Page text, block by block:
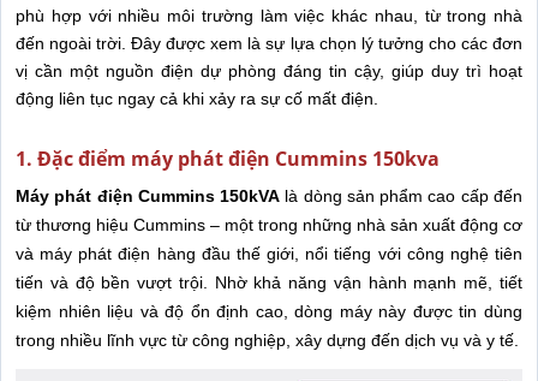
phù hợp với nhiều môi trường làm việc khác nhau, từ trong nhà
đến ngoài trời. Đây được xem là sự lựa chọn lý tưởng cho các đơn
vị cần một nguồn điện dự phòng đáng tin cậy, giúp duy trì hoạt
động liên tục ngay cả khi xảy ra sự cố mất điện.
1. Đặc điểm máy phát điện Cummins 150kva
Máy phát điện Cummins 150kVA là dòng sản phẩm cao cấp đến
từ thương hiệu Cummins – một trong những nhà sản xuất động cơ
và máy phát điện hàng đầu thế giới, nổi tiếng với công nghệ tiên
tiến và độ bền vượt trội. Nhờ khả năng vận hành mạnh mẽ, tiết
kiệm nhiên liệu và độ ổn định cao, dòng máy này được tin dùng
trong nhiều lĩnh vực từ công nghiệp, xây dựng đến dịch vụ và y tế.